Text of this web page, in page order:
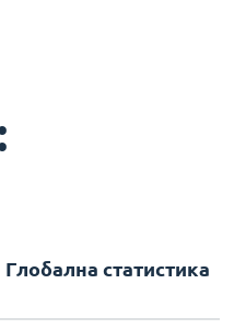
Глобална статистика